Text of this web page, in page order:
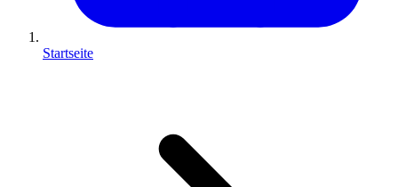
Startseite